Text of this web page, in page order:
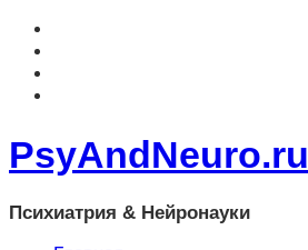
PsyAndNeuro.ru
Психиатрия & Нейронауки